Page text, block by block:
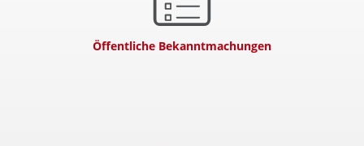
Öffentliche Bekanntmachungen